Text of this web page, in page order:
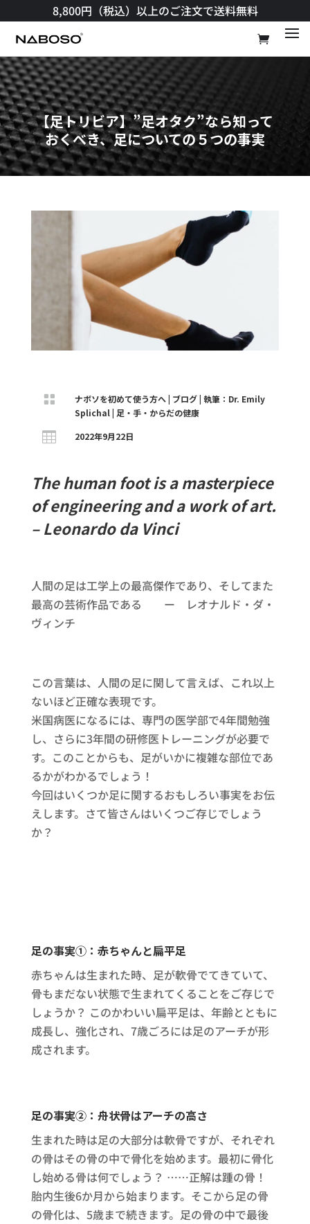
8,800円（税込）以上のご注文で送料無料​
【足トリビア】”足オタク”なら知って
おくべき、足についての５つの事実
 ナボソを初めて使う方へ| ブログ| 執筆：Dr. Emily
Splichal| 足・手・からだの健康
 2022年9月22日
The human foot is a masterpiece
of engineering and a work of art.
– Leonardo da Vinci
人間の足は工学上の最高傑作であり、そしてまた
最高の芸術作品である ー レオナルド・ダ・
ヴィンチ
この言葉は、人間の足に関して言えば、これ以上
ないほど正確な表現です。
米国病医になるには、専門の医学部で4年間勉強
し、さらに3年間の研修医トレーニングが必要で
す。このことからも、足がいかに複雑な部位であ
るかがわかるでしょう！
今回はいくつか足に関するおもしろい事実をお伝
えします。さて皆さんはいくつご存じでしょう
か？
足の事実①：赤ちゃんと扁平足
赤ちゃんは生まれた時、足が軟骨でてきていて、
骨もまだない状態で生まれてくることをご存じで
しょうか？ このかわいい扁平足は、年齢とともに
成長し、強化され、7歳ごろには足のアーチが形
成されます。
足の事実②：舟状骨はアーチの高さ
生まれた時は足の大部分は軟骨ですが、それぞれ
の骨はその骨の中で骨化を始めます。最初に骨化
し始める骨は何でしょう？ ……正解は踵の骨！
胎内生後6か月から始まります。そこから足の骨
の骨化は、5歳まで続きます。足の骨の中で最後